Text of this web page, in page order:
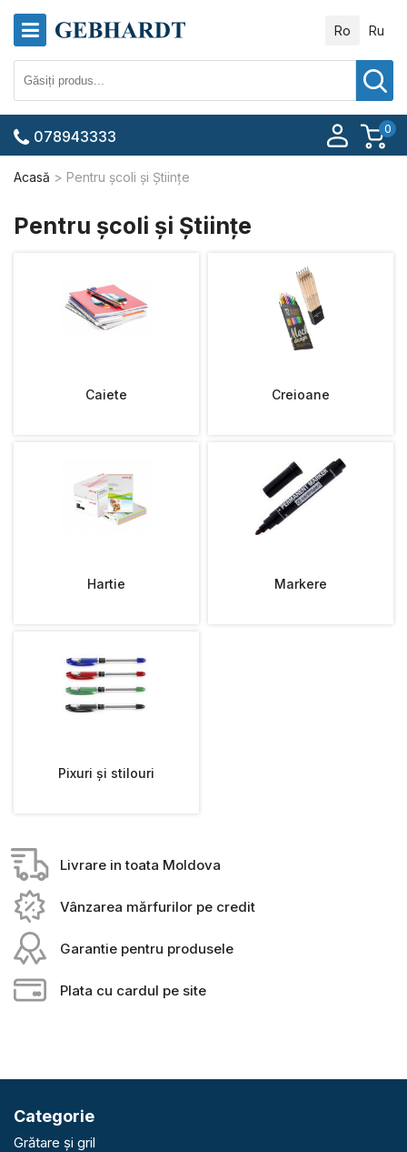
Ro Ru
0
078943333
Acasă Pentru școli și Științe
Pentru școli și Științe
Caiete Creioane
Hartie Markere
Pixuri și stilouri
Livrare in toata Moldova
Vânzarea mărfurilor pe credit
Garantie pentru produsele
Plata cu cardul pe site
Categorie
Grătare și gril